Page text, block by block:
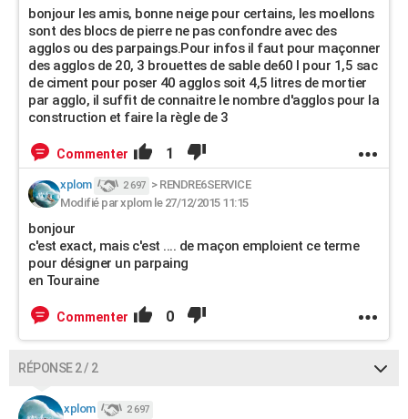
bonjour les amis, bonne neige pour certains, les moellons
sont des blocs de pierre ne pas confondre avec des
agglos ou des parpaings.Pour infos il faut pour maçonner
des agglos de 20, 3 brouettes de sable de60 l pour 1,5 sac
de ciment pour poser 40 agglos soit 4,5 litres de mortier
par agglo, il suffit de connaitre le nombre d'agglos pour la
construction et faire la règle de 3
Commenter 1
xplom 2 697 > RENDRE6SERVICE
Modifié par xplom le 27/12/2015 11:15
bonjour
c'est exact, mais c'est .... de maçon emploient ce terme
pour désigner un parpaing
en Touraine
Commenter 0
RÉPONSE 2 / 2
xplom 2 697